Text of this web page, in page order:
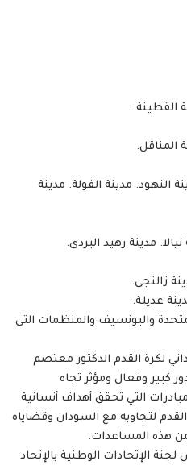
القطينة.
المناقل.
النهود. مدينة الفولة. مدينة
مدينة رهيد البردى.
زالنجى.
عديلة.
واليونسيف والمنظمات التى
لكرة القدم الدكتور معتصم
كبير وفعال ومؤثر تجاه
التي تحقق أهداف أنسانية
القدم لتجاوبه مع السودان وقضاياه
هذه المساعدات.
الإتحادات الوطنية بالإتحاد